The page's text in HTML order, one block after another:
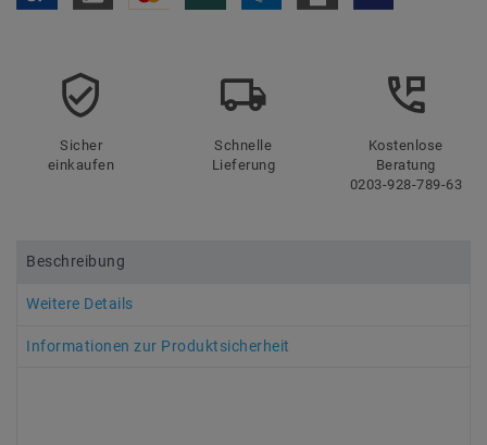
Sicher
einkaufen
Schnelle
Lieferung
Kostenlose
Beratung
0203-928-789-63
Beschreibung
Weitere Details
Informationen zur Produktsicherheit